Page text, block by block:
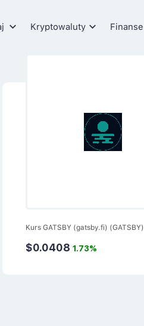
Kryptowaluty Finanse
Kurs GATSBY (gatsby.fi) (GATSBY)
$0.0408 1.73%